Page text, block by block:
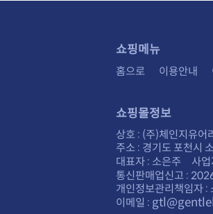
쇼핑메뉴
홈으로 이용안내
쇼핑몰정보
상호 : (주)체인지유어
주소 : 경기도 포천시
대표자 : 소은주 사
통신판매업신고 :
개인정보관리책임자
이메일 :